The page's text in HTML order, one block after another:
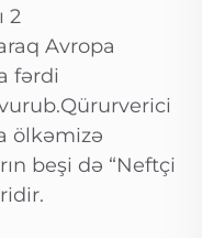
2
Avropa
fərdi
ölkəmizə
beşi də “Neftçi